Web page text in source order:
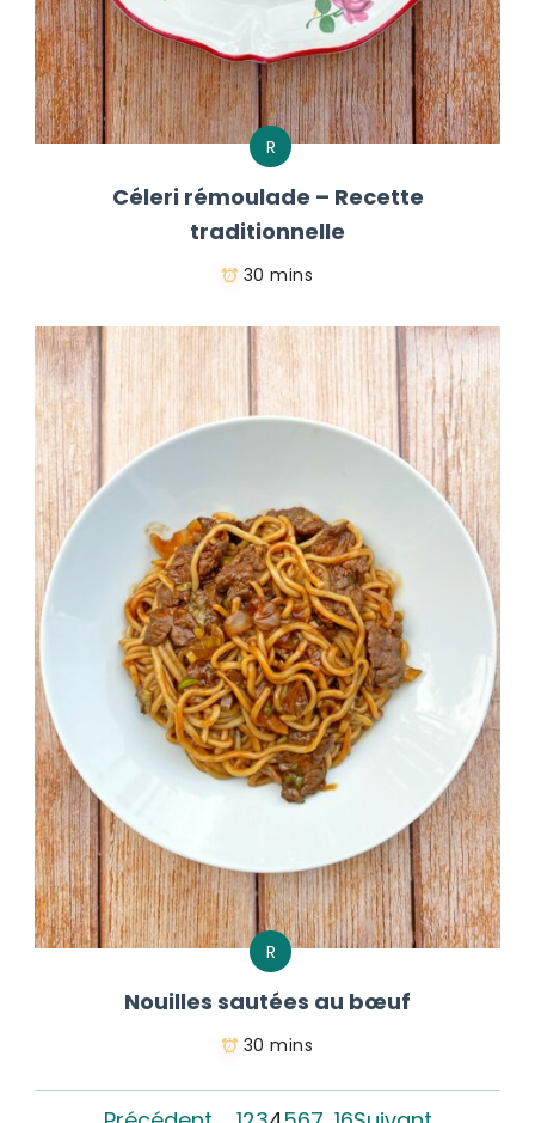
R
Céleri rémoulade – Recette
traditionnelle
30 mins
R
Nouilles sautées au bœuf
30 mins